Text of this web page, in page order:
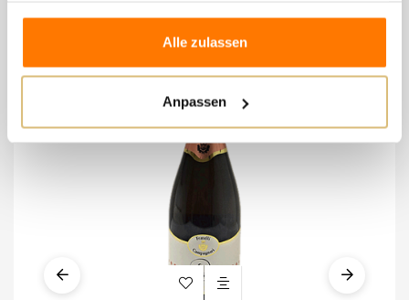
gesammelt haben.
Alle zulassen
Anpassen